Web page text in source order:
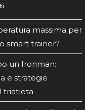
massima per
smart trainer?
un Ironman:
e strategie
triatleta